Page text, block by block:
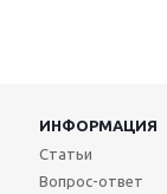
ИНФОРМАЦИЯ
Статьи
Вопрос-ответ